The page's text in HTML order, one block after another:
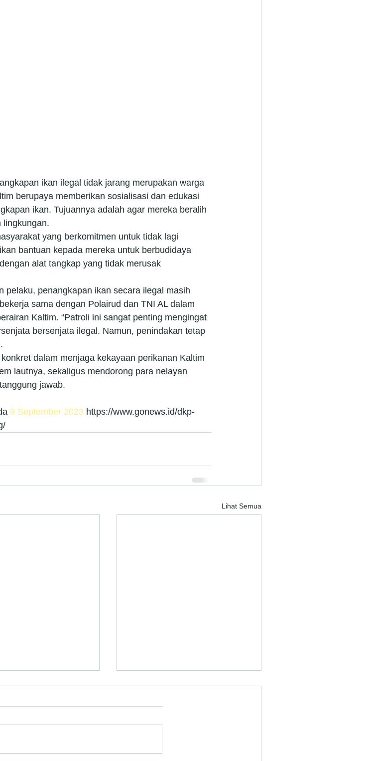
ikan ilegal tidak jarang merupakan warga
berupaya memberikan sosialisasi dan edukasi
ikan. Tujuannya adalah agar mereka beralih
lingkungan.
yang berkomitmen untuk tidak lagi
bantuan kepada mereka untuk berbudidaya
alat tangkap yang tidak merusak
pelaku, penangkapan ikan secara ilegal masih
sama dengan Polairud dan TNI AL dalam
Kaltim. “Patroli ini sangat penting mengingat
bersenjata ilegal. Namun, penindakan tetap
dalam menjaga kekayaan perikanan Kaltim
lautnya, sekaligus mendorong para nelayan
jawab.
9 September 2023 https://www.gonews.id/dkp-
Lihat Semua